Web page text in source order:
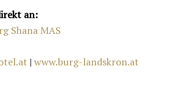
an:
Shana MAS
| www.burg-landskron.at